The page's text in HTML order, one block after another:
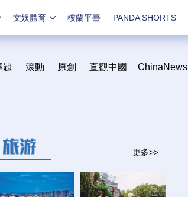
文娛體育 樓蘭平臺 PANDA SHORTS
題 滾動 原創 直觀中國 ChinaNews
更多>>